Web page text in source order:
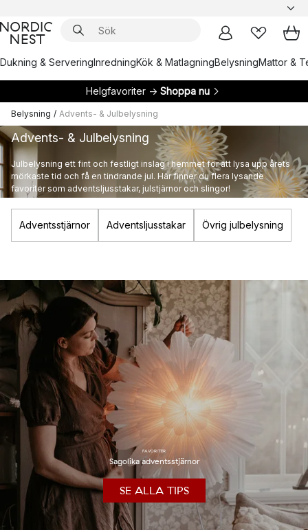
Dukning & ServeringInredningKök & MatlagningBelysningMattor &
Helgfavoriter → Shoppa nu
Belysning / Advents- & Julbelysning
Advents- & Julbelysning
Julbelysning ett fint och festligt inslag i hemmet för att lysa upp årets
mörkaste tid och få en tindrande jul. Här finner du flera lysande
favoriter som adventsljusstakar, julstjärnor och slingor!
Adventsstjärnor Adventsljusstakar Övrig julbelysning
FAVORITER
Sagolika adventsstjärnor
SE ALLA TIPS